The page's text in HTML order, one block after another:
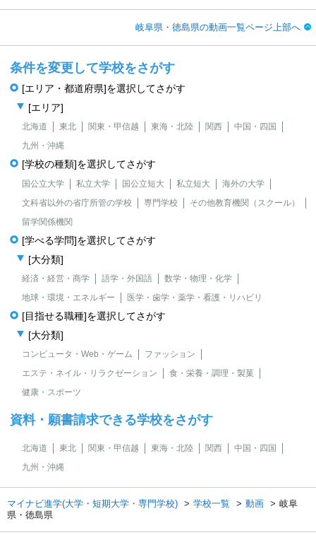
岐阜県・徳島県の動画一覧ページ上部へ
条件を変更して学校をさがす
[エリア・都道府県]を選択してさがす
[エリア]
北海道 東北 関東・甲信越 東海・北陸 関西
中国・四国
九州・沖縄
[学校の種類]を選択してさがす
国公立大学 私立大学 国公立短大 私立短大
海外の大学
文科省以外の省庁所管の学校
専門学校
その他教育機関（スクール）
留学関係機関
[学べる学問]を選択してさがす
[大分類]
経済・経営・商学 語学・外国語
数学・物理・化学
地球・環境・エネルギー
医学・歯学・薬学・看護・リハビリ
[目指せる職種]を選択してさがす
[大分類]
コンピュータ・Web・ゲーム
ファッション
エステ・ネイル・リラクゼーション
食・栄養・調理・製菓
健康・スポーツ
資料・願書請求できる学校をさがす
北海道 東北 関東・甲信越 東海・北陸 関西
中国・四国
九州・沖縄
マイナビ進学(大学・短期大学・専門学校) 学校一覧 動画
岐阜
県・徳島県